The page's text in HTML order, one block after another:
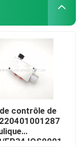
contrôle de
EP34 IOS9001